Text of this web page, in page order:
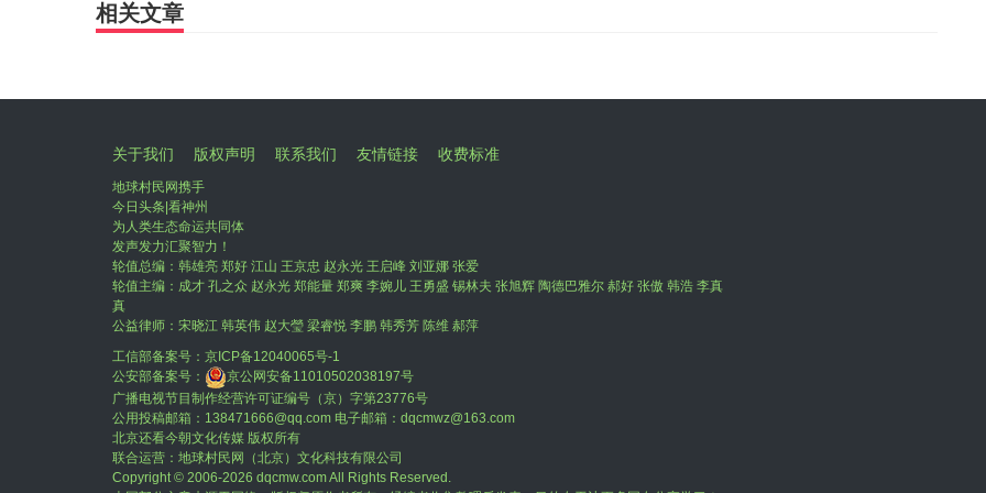
相关文章
关于我们 版权声明 联系我们 友情链接 收费标准
地球村民网携手
今日头条|看神州
为人类生态命运共同体
发声发力汇聚智力！
轮值总编：韩雄亮 郑好 江山 王京忠 赵永光 王启峰 刘亚娜 张爱
轮值主编：成才 孔之众 赵永光 郑能量 郑爽 李婉儿 王勇盛 锡林夫 张旭辉 陶德巴雅尔 郝好 张傲 韩浩 李真
真
公益律师：宋晓江 韩英伟 赵大瑩 梁睿悦 李鹏 韩秀芳 陈维 郝萍
工信部备案号： 京ICP备12040065号-1
公安部备案号：
京公网安备11010502038197号
广播电视节目制作经营许可证编号（京）字第23776号
公用投稿邮箱：138471666@qq.com 电子邮箱：dqcmwz@163.com
北京还看今朝文化传媒 版权所有
联合运营：地球村民网（北京）文化科技有限公司
Copyright © 2006-2026 dqcmw.com All Rights Reserved.